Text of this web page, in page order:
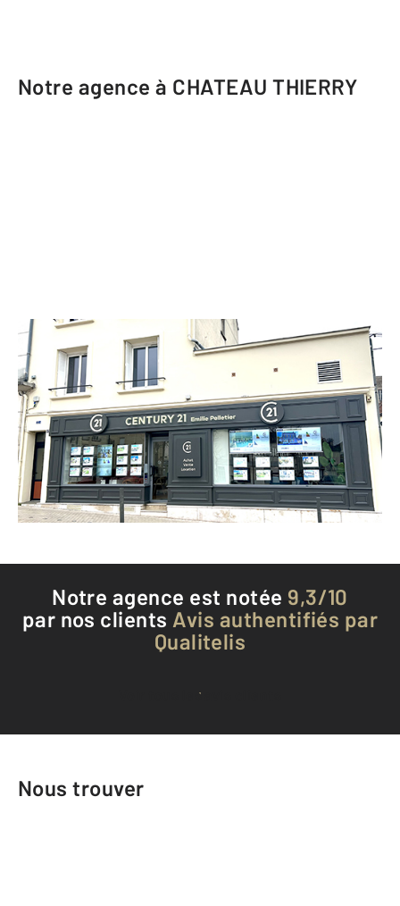
Notre agence à CHATEAU THIERRY
CENTURY 21 Emilie Pelletier
2 bis place du Maréchal Leclerc
CHATEAU THIERRY - 02400
Envoyer un message
Téléphoner à l'agence
Notre agence est notée 9,3/10
par nos clients Avis authentifiés par
Qualitelis
Voir tous les avis clients
Nous trouver